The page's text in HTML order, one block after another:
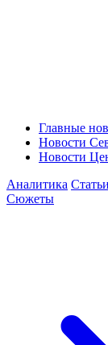
Главные
Новости
Новости
Аналитика Статьи
Сюжеты